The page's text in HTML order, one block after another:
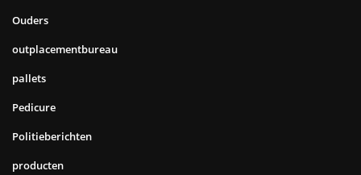
Ouders
outplacementbureau
pallets
Pedicure
Politieberichten
producten